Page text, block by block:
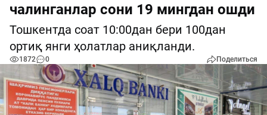
чалинганлар сони 19 мингдан ошди
Тошкентда соат 10:00дан бери 100дан
ортиқ янги ҳолатлар аниқланди.
1872 0 Поделиться